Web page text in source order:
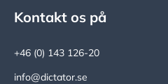
Footer
Kontakt os på
+46 (0) 143 126-20
info@dictator.se